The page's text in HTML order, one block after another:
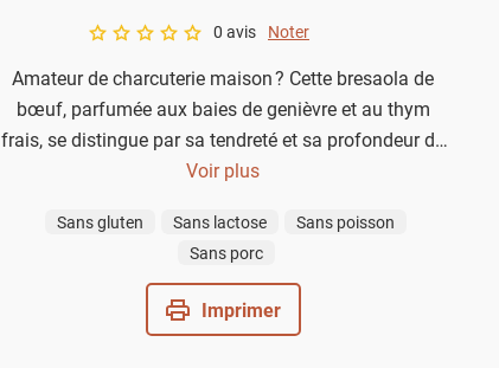
A star rating of 0 out of 5.
0 avis Noter
Amateur de charcuterie maison ? Cette bresaola de
bœuf, parfumée aux baies de genièvre et au thym
frais, se distingue par sa tendreté et sa profondeur de
saveur. Tranchez-la finement pour la servir en
Voir plus
Sans gluten Sans lactose
Sans poisson
Sans porc
Imprimer